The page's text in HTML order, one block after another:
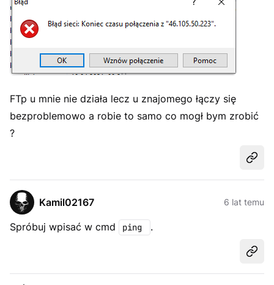
FTp u mnie nie działa lecz u znajomego łączy się
bezproblemowo a robie to samo co mogł bym zrobić
?
Kamil02167 6 lat temu
Spróbuj wpisać w cmd ping .